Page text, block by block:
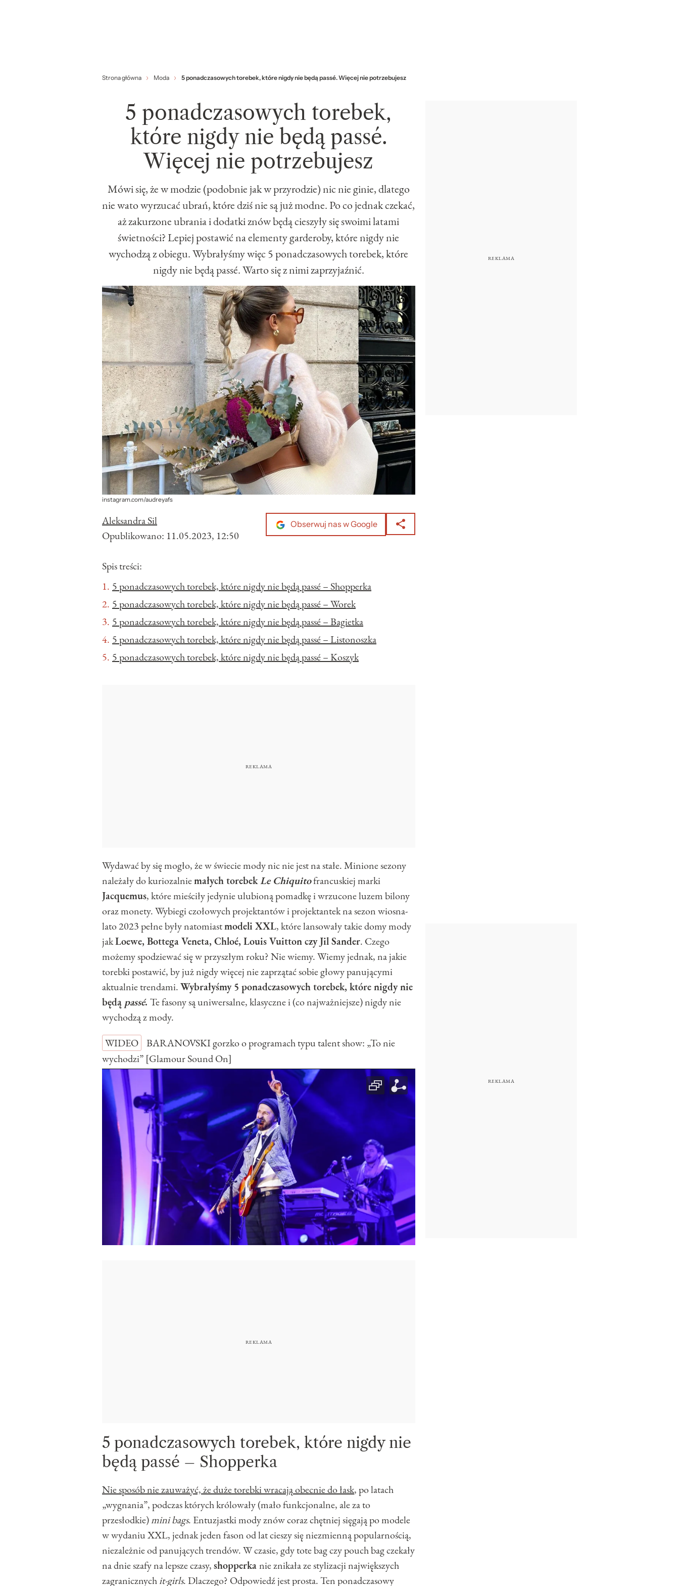
Strona główna Moda 5 ponadczasowych torebek, które nigdy nie będą passé. Więcej nie potrzebujesz
5 ponadczasowych torebek,
które nigdy nie będą passé.
Więcej nie potrzebujesz
Mówi się, że w modzie (podobnie jak w przyrodzie) nic nie ginie, dlatego
nie wato wyrzucać ubrań, które dziś nie są już modne. Po co jednak czekać,
aż zakurzone ubrania i dodatki znów będą cieszyły się swoimi latami
świetności? Lepiej postawić na elementy garderoby, które nigdy nie
wychodzą z obiegu. Wybrałyśmy więc 5 ponadczasowych torebek, które
nigdy nie będą passé. Warto się z nimi zaprzyjaźnić.
instagram.com/audreyafs
Aleksandra Sil
Opublikowano: 11.05.2023, 12:50
Obserwuj nas w Google
Spis treści:
5 ponadczasowych torebek, które nigdy nie będą passé – Shopperka
5 ponadczasowych torebek, które nigdy nie będą passé – Worek
5 ponadczasowych torebek, które nigdy nie będą passé – Bagietka
5 ponadczasowych torebek, które nigdy nie będą passé – Listonoszka
5 ponadczasowych torebek, które nigdy nie będą passé – Koszyk
Wydawać by się mogło, że w świecie mody nic nie jest na stałe. Minione sezony
należały do kuriozalniemałych torebekLe Chiquitofrancuskiej marki
Jacquemus, które mieściły jedynie ulubioną pomadkę i wrzucone luzem bilony
oraz monety. Wybiegi czołowych projektantów i projektantek na sezon wiosna-
lato 2023 pełne były natomiastmodeli XXL, które lansowały takie domy mody
jakLoewe, Bottega Veneta, Chloé, Louis Vuitton czy Jil Sander. Czego
możemy spodziewać się w przyszłym roku? Nie wiemy. Wiemy jednak, na jakie
torebki postawić, by już nigdy więcej nie zaprzątać sobie głowy panującymi
aktualnie trendami.Wybrałyśmy 5 ponadczasowych torebek, które nigdy nie
będą passé. Te fasony są uniwersalne, klasyczne i (co najważniejsze) nigdy nie
wychodzą z mody.
WIDEO
BARANOVSKI gorzko o programach typu talent show: „To nie
wychodzi” [Glamour Sound On]
5 ponadczasowych torebek, które nigdy nie
będą passé – Shopperka
Nie sposób nie zauważyć, że duże torebki wracają obecnie do łask, po latach
„wygnania”, podczas których królowały (mało funkcjonalne, ale za to
przesłodkie)mini bags. Entuzjastki mody znów coraz chętniej sięgają po modele
w wydaniu XXL, jednak jeden fason od lat cieszy się niezmienną popularnością,
niezależnie od panujących trendów. W czasie, gdy tote bag czy pouch bag czekały
na dnie szafy na lepsze czasy,shopperkanie znikała ze stylizacji największych
zagranicznychit-girls. Dlaczego? Odpowiedź jest prosta. Ten ponadczasowy